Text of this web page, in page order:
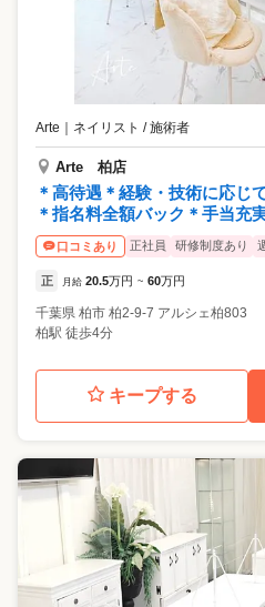
Arte ｜ ネイリスト / 施術者
Arte 柏店
＊高待遇＊経験・技術に応じ
＊指名料全額バック＊手当充
口コミあり 正社員 研修制度あり
正 月給 20.5万円 ~ 60万円
千葉県 柏市 柏2-9-7 アルシェ柏803
柏駅 徒歩4分
キープする